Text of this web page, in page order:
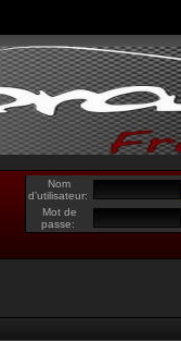
Nom
d’utilisateur:
Mot de
passe: